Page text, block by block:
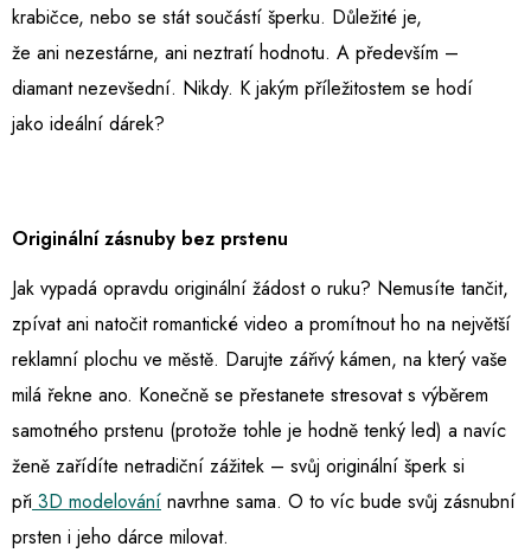
krabičce, nebo se stát součástí šperku. Důležité je,
že ani nezestárne, ani neztratí hodnotu. A především –
diamant nezevšední. Nikdy. K jakým příležitostem se hodí
jako ideální dárek?
Originální zásnuby bez prstenu
Jak vypadá opravdu originální žádost o ruku? Nemusíte tančit,
zpívat ani natočit romantické video a promítnout ho na největší
reklamní plochu ve městě. Darujte zářivý kámen, na který vaše
milá řekne ano. Konečně se přestanete stresovat s výběrem
samotného prstenu (protože tohle je hodně tenký led) a navíc
ženě zařídíte netradiční zážitek – svůj originální šperk si
při 3D modelování navrhne sama. O to víc bude svůj zásnubní
prsten i jeho dárce milovat.